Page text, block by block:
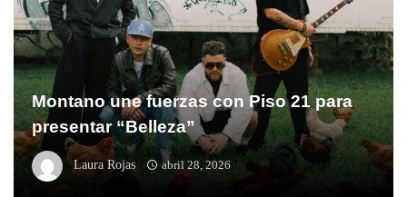
Montano une fuerzas con Piso 21 para
presentar “Belleza”
Laura Rojas abril 28, 2026